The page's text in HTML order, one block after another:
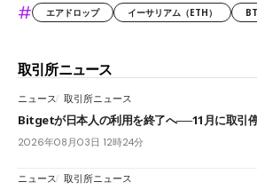
# エアドロップ イーサリアム（ETH）
取引所ニュース
ニュース 取引所ニュース
Bitgetが日本人の利用を終了へ──11月に取引
2026年08月03日 12時24分
ニュース 取引所ニュース